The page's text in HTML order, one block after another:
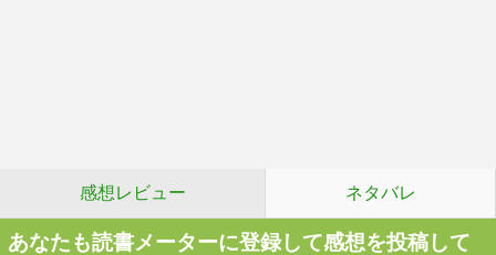
感想レビュー ネタバレ
あなたも読書メーターに登録して感想を投稿して